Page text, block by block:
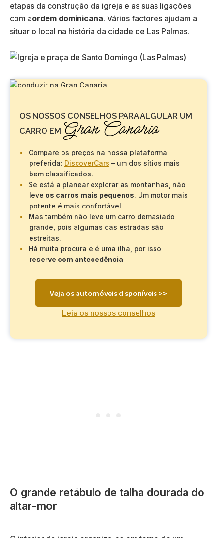
etapas da construção da igreja e as suas ligações
com aordem dominicana. Vários factores ajudam a
situar o local na história da cidade de Las Palmas.
OS NOSSOS CONSELHOS PARA ALGULAR UM
CARRO EM Gran Canaria
Compare os preços na nossa plataforma
preferida: DiscoverCars – um dos sítios mais
bem classificados.
Se está a planear explorar as montanhas, não
leve os carros mais pequenos. Um motor mais
potente é mais confortável.
Mas também não leve um carro demasiado
grande, pois algumas das estradas são
estreitas.
Há muita procura e é uma ilha, por isso
reserve com antecedência.
Veja os automóveis disponíveis >>
Leia os nossos conselhos
O grande retábulo de talha dourada do
altar-mor